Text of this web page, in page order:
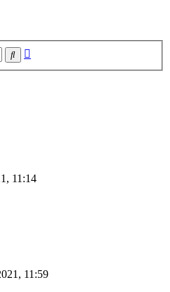
Suche
11:14
11:59